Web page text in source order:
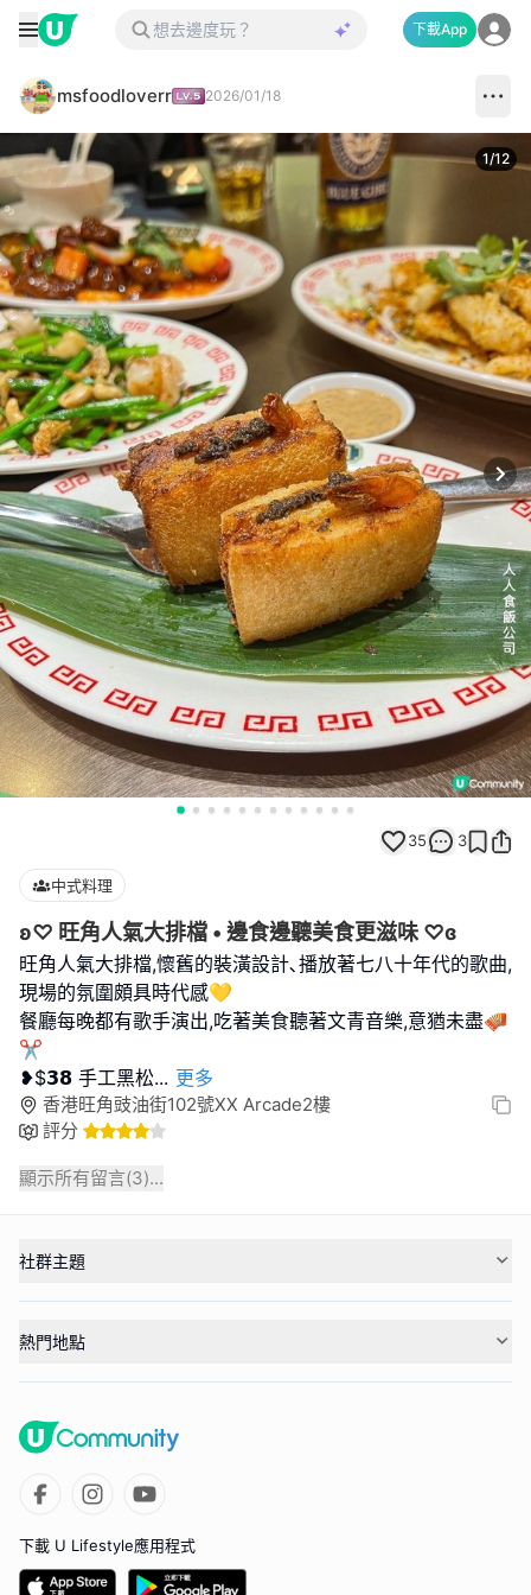
下載App
msfoodloverr 2026/01/18
1/12
35 3
中式料理
ʚ♡ 旺角人氣大排檔 • 邊食邊聽美食更滋味 ♡ɞ
旺角人氣大排檔,懷舊的裝潢設計､播放著七八十年代的歌曲,
現場的氛圍頗具時代感💛
餐廳每晚都有歌手演出,吃著美食聽著文青音樂,意猶未盡🪗
✂︎
❥$𝟯𝟴 ⼿⼯⿊松... 更多
香港旺角豉油街102號XX Arcade2樓
評分
顯示所有留言(3)...
社群主題
熱門地點
下載 U Lifestyle應用程式